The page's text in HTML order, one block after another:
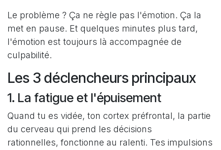
Le problème ? Ça ne règle pas l'émotion. Ça la
met en pause. Et quelques minutes plus tard,
l'émotion est toujours là accompagnée de
culpabilité.
Les 3 déclencheurs principaux
1. La fatigue et l'épuisement
Quand tu es vidée, ton cortex préfrontal, la partie
du cerveau qui prend les décisions
rationnelles, fonctionne au ralenti. Tes impulsions